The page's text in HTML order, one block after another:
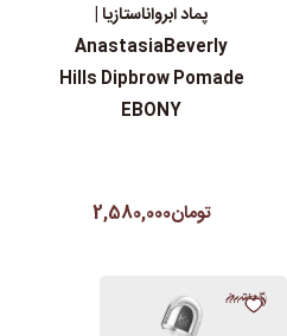
پماد ابرواناستازیا |
AnastasiaBeverly
Hills Dipbrow Pomade
EBONY
تومان2,580,000